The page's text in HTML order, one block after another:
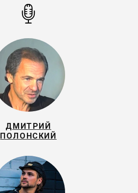
ДМИТРИЙ
ПОЛОНСКИЙ